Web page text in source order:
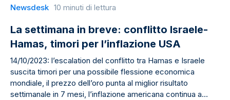
Newsdesk 10 minuti di lettura
La settimana in breve: conflitto Israele-
Hamas, timori per l’inflazione USA
14/10/2023: l’escalation del conflitto tra Hamas e Israele
suscita timori per una possibile flessione economica
mondiale, il prezzo dell’oro punta al miglior risultato
settimanale in 7 mesi, l’inflazione americana continua a